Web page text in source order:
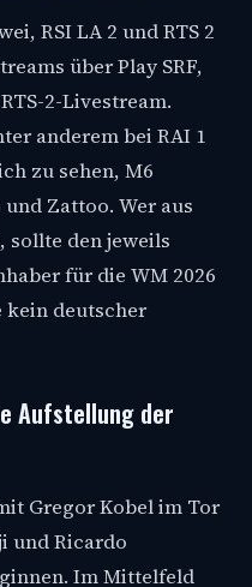
RSI LA 2 und RTS 2
über Play SRF,
2-Livestream.
anderem bei RAI 1
zu sehen, M6
Zattoo. Wer aus
sollte den jeweils
für die WM 2026
kein deutscher
Aufstellung der
Gregor Kobel im Tor
und Ricardo
Im Mittelfeld